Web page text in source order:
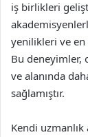
iş birlikleri
yenilikleri ve en
Bu deneyimler,
ve alanında
sağlamıştır.
Kendi